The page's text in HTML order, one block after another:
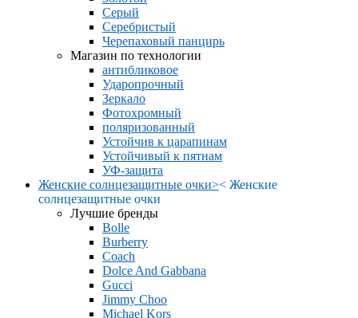
Серый
Серебристый
Черепаховый панцирь
Магазин по технологии
антибликовое
Ударопрочный
Зеркало
Фотохромный
поляризованный
Устойчив к царапинам
Устойчивый к пятнам
УФ-защита
Женские солнцезащитные очки>< Женские
солнцезащитные очки
Лучшие бренды
Bolle
Burberry
Coach
Dolce And Gabbana
Gucci
Jimmy Choo
Michael Kors